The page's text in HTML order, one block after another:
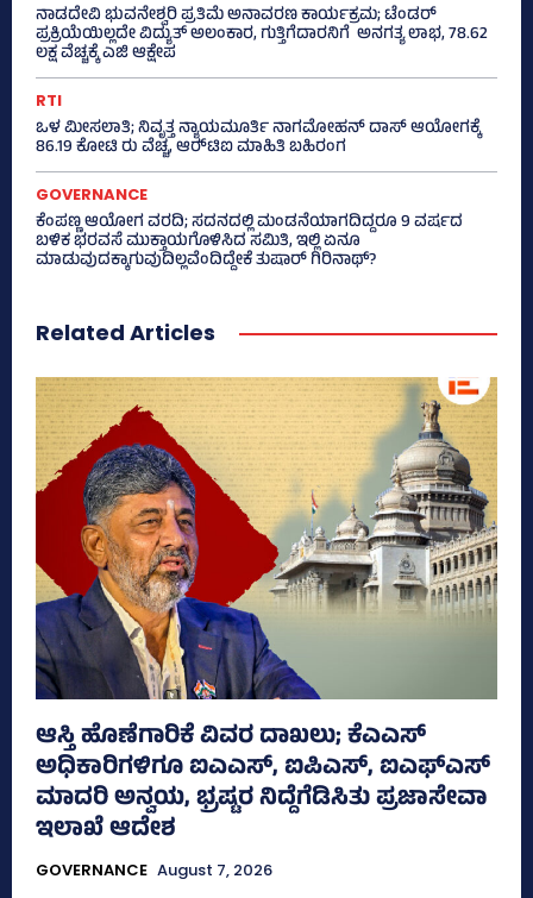
ನಾಡದೇವಿ ಭುವನೇಶ್ವರಿ ಪ್ರತಿಮೆ ಅನಾವರಣ ಕಾರ್ಯಕ್ರಮ; ಟೆಂಡರ್
ಪ್ರಕ್ರಿಯೆಯಿಲ್ಲದೇ ವಿದ್ಯುತ್‌ ಅಲಂಕಾರ, ಗುತ್ತಿಗೆದಾರನಿಗೆ ಅನಗತ್ಯ ಲಾಭ, 78.62
ಲಕ್ಷ ವೆಚ್ಚಕ್ಕೆ ಎಜಿ ಆಕ್ಷೇಪ
RTI
ಒಳ ಮೀಸಲಾತಿ; ನಿವೃತ್ತ ನ್ಯಾಯಮೂರ್ತಿ ನಾಗಮೋಹನ್ ದಾಸ್ ಆಯೋಗಕ್ಕೆ
86.19 ಕೋಟಿ ರು ವೆಚ್ಚ, ಆರ್‍‌ಟಿಐ ಮಾಹಿತಿ ಬಹಿರಂಗ
GOVERNANCE
ಕೆಂಪಣ್ಣ ಆಯೋಗ ವರದಿ; ಸದನದಲ್ಲಿ ಮಂಡನೆಯಾಗದಿದ್ದರೂ 9 ವರ್ಷದ
ಬಳಿಕ ಭರವಸೆ ಮುಕ್ತಾಯಗೊಳಿಸಿದ ಸಮಿತಿ, ಇಲ್ಲಿ ಏನೂ
ಮಾಡುವುದಕ್ಕಾಗುವುದಿಲ್ಲವೆಂದಿದ್ದೇಕೆ ತುಷಾರ್ ಗಿರಿನಾಥ್?
Related Articles
ಆಸ್ತಿ ಹೊಣೆಗಾರಿಕೆ ವಿವರ ದಾಖಲು; ಕೆಎಎಸ್
ಅಧಿಕಾರಿಗಳಿಗೂ ಐಎಎಸ್‌, ಐಪಿಎಸ್‌, ಐಎಫ್‌ಎಸ್‌
ಮಾದರಿ ಅನ್ವಯ, ಭ್ರಷ್ಟರ ನಿದ್ದೆಗೆಡಿಸಿತು ಪ್ರಜಾಸೇವಾ
ಇಲಾಖೆ ಆದೇಶ
GOVERNANCE August 7, 2026